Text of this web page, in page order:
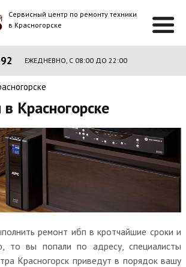
Сервисный центр по ремонту техники
в Красногорске
ЕЖЕДНЕВНО, С 08:00 ДО 22:00
Красногорске
ремонт ибп в кротчайшие сроки и
то вы попали по адресу, специалисты
Красногорск приведут в порядок вашу